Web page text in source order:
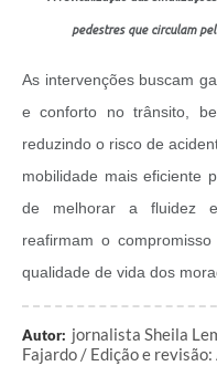
pedestres que circulam
As intervenções buscam
e conforto no trânsito,
reduzindo o risco de
mobilidade mais eficiente
de melhorar a fluidez
reafirmam o
qualidade de vida dos
Autor: jornalista Sheila
Fajardo / Edição e